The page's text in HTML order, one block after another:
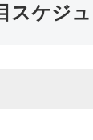
スケジ